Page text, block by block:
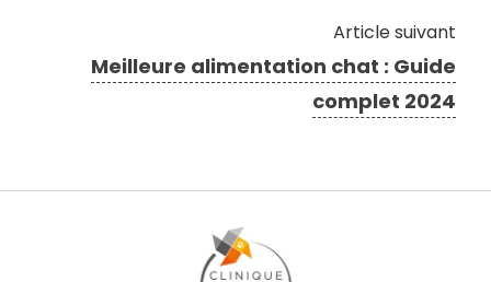
Article suivant
Meilleure alimentation chat : Guide
complet 2024